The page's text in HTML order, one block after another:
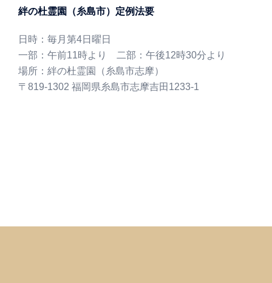
絆の杜霊園（糸島市）定例法要
日時：毎月第4日曜日
一部：午前11時より 二部：午後12時30分より
場所：絆の杜霊園（糸島市志摩）
〒819-1302 福岡県糸島市志摩吉田1233-1